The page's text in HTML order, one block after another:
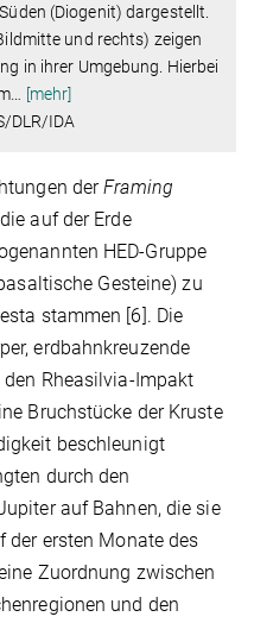
(Diogenit) dargestellt.
und rechts) zeigen
in ihrer Umgebung. Hierbei
[mehr]
DLR/IDA
derFraming
auf der Erde
HED-Gruppe
Gesteine) zu
stammen [6]. Die
erdbahnkreuzende
Rheasilvia-Impakt
Bruchstücke der Kruste
beschleunigt
durch den
auf Bahnen, die sie
der ersten Monate des
Zuordnung zwischen
und den